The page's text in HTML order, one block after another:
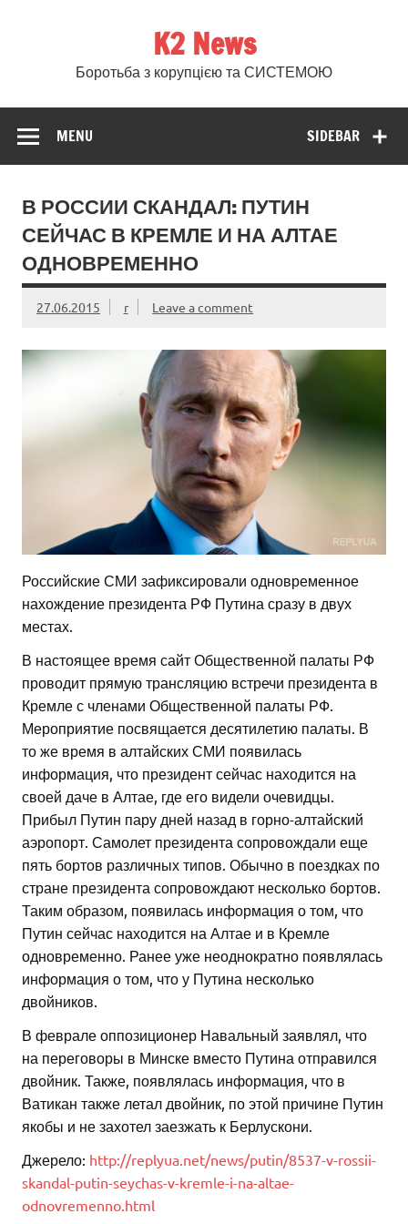
K2 News
Боротьба з корупцією та СИСТЕМОЮ
SIDEBAR
MENU
В РОССИИ СКАНДАЛ: ПУТИН
СЕЙЧАС В КРЕМЛЕ И НА АЛТАЕ
ОДНОВРЕМЕННО
27.06.2015 r Leave a comment
Российские СМИ зафиксировали одновременное
нахождение президента РФ Путина сразу в двух
местах.
В настоящее время сайт Общественной палаты РФ
проводит прямую трансляцию встречи президента в
Кремле с членами Общественной палаты РФ.
Мероприятие посвящается десятилетию палаты. В
то же время в алтайских СМИ появилась
информация, что президент сейчас находится на
своей даче в Алтае, где его видели очевидцы.
Прибыл Путин пару дней назад в горно-алтайский
аэропорт. Самолет президента сопровождали еще
пять бортов различных типов. Обычно в поездках по
стране президента сопровождают несколько бортов.
Таким образом, появилась информация о том, что
Путин сейчас находится на Алтае и в Кремле
одновременно. Ранее уже неоднократно появлялась
информация о том, что у Путина несколько
двойников.
В феврале оппозиционер Навальный заявлял, что
на переговоры в Минске вместо Путина отправился
двойник. Также, появлялась информация, что в
Ватикан также летал двойник, по этой причине Путин
якобы и не захотел заезжать к Берлускони.
Джерело: http://replyua.net/news/putin/8537-v-rossii-
skandal-putin-seychas-v-kremle-i-na-altae-
odnovremenno.html